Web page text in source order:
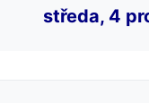
středa, 4